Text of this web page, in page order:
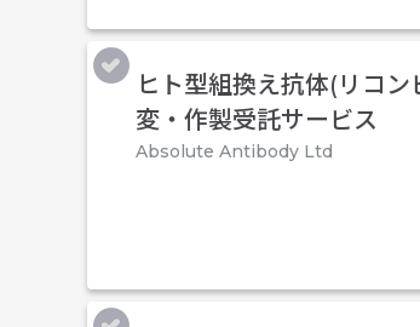
ヒト型組換え抗体(リコ
変・作製受託サービス
Absolute Antibody Ltd